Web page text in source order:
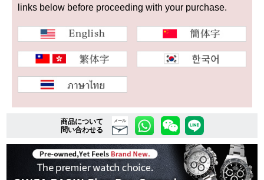
複数条件で商品を絞り込む
ご利用ガイド
GINZA RASINのプレミアムクオリティについて
links below before proceeding with your purchase.
商品について
問い合わせる
メール